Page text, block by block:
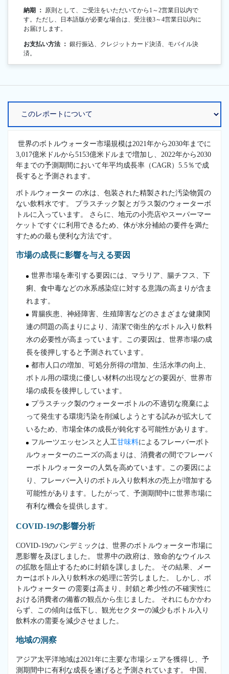
納期 ： 原則として、ご受注をいただいてから1～2営業日以内で
す。ただし、日本語版が必要な場合は、受注後3～4営業日以内に
お届けします。
お支払い方法 ： 銀行振込、クレジットカード決済、モバイル決
済。
世界のボトルウォーター市場規模は2021年から2030年までに
3,017億米ドルから5153億米ドルまで増加し、2022年から2030
年までの予測期間において年平均成長率（CAGR）5.5％で成
長すると予測されます。
ボトルウォーター の水は、包装された精製された汚染物質の
ない飲料水です。 プラスチック製とガラス製のウォーターボ
トルに入っています。 さらに、地元の小売店やスーパーマー
ケットですぐに利用できるため、体が水分補給の要件を満た
すための最も便利な方法です。
市場の成長に影響を与える要因
世界市場を牽引する要因には、マラリア、腸チフス、下
痢、食中毒などの水系感染症に対する意識の高まりが含ま
れます。
胃腸疾患、神経障害、生殖障害などのさまざまな健康関
連の問題の高まりにより、清潔で衛生的なボトル入り飲料
水の必要性が高まっています。この要因は、世界市場の成
長を後押しすると予測されています。
都市人口の増加、可処分所得の増加、生活水準の向上、
ボトル用の環境に優しい材料の出現などの要因が、世界市
場の成長を後押ししています。
プラスチック製のウォーターボトルの不適切な廃棄によ
って発生する環境汚染を削減しようとする試みが拡大して
いるため、市場全体の成長が鈍化する可能性があります。
フルーツエッセンスと人工甘味料によるフレーバーボト
ルウォーターのニーズの高まりは、消費者の間でフレーバ
ーボトルウォーターの人気を高めています。この要因によ
り、フレーバー入りのボトル入り飲料水の売上が増加する
可能性があります。したがって、予測期間中に世界市場に
有利な機会を提供します。
COVID-19の影響分析
COVID-19のパンデミックは、世界のボトルウォーター市場に
悪影響を及ぼしました。 世界中の政府は、致命的なウイルス
の拡散を阻止するために封鎖を課しました。 その結果、メー
カーはボトル入り飲料水の処理に苦労しました。 しかし、ボ
トルウォーター の需要は高まり、封鎖と希少性の不確実性に
おける消費者の備蓄の観点から生じました。 それにもかかわ
らず、この傾向は低下し、観光セクターの減少もボトル入り
飲料水の需要を減少させました。
地域の洞察
アジア太平洋地域は2021年に主要な市場シェアを獲得し、予
測期間中に有利な成長を遂げると予測されています。 中国、